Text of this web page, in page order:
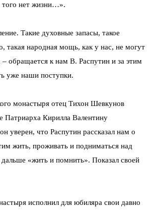
того нет жизни…».
Такие духовные запасы, такое
такая народная мощь, как у нас, не могут
обращается к нам В. Распутин и за этим
уже наши поступки.
монастыря отец Тихон Шевкунов
Патриарха Кирилла Валентину
уверен, что Распутин рассказал нам о
жить, проживать и подниматься над
«жить и помнить». Показал своей
исполнил для юбиляра свои давно